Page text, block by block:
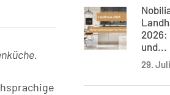
2026:
und...
29.